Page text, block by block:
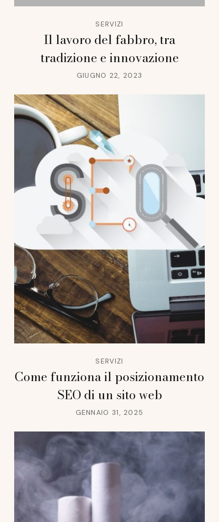
SERVIZI
Il lavoro del fabbro, tra
tradizione e innovazione
GIUGNO 22, 2023
SERVIZI
Come funziona il posizionamento
SEO di un sito web
GENNAIO 31, 2025